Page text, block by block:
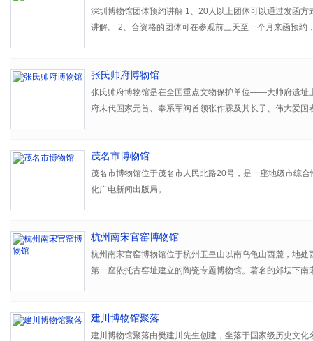
民族服饰博物馆现有展厅面积2000平方米，设有少数民族
服饰厅、金工首饰厅、织锦刺绣蜡染厅、奥运服饰厅、图片
余件。还收藏有近千幅上个世纪二三十年代拍摄的极为珍贵
族生活服饰的图片。
博物馆积极开展民族服饰文化与现代设计教学和科研等活动
践基地。 民族服饰博物馆向社会公众免费开放。已被正式
基地”、“北京市科普教育基地”、“北京市青少年外事交流基
中小学生社会大课堂资源单位”、“北京校外教育协会会员单
本素材库建设得到以下项目支持：
北京市科学技术委员会“设计之都”建设领域重大项目——中
与再开发平台建设
深圳博物馆团体预约讲解 1、20人以上团体可以通过发函方
讲解。 2、合资格的团体可在参观前三天至一个月来函预约
称、电话、人数、语种、以及外宾团的级别。 4、由于接待
变更请提前通知，若无提前通知或迟到15分钟视为放弃预
满即止。 5、按收函时间顺序安排讲解，如不符合以上预约
张氏帅府博物馆
张氏帅府博物馆是在全国重点文物保护单位——大帅府遗址
府末代国家元首、奉系军阀首领张作霖及其长子、伟大爱国
茂名市博物馆
茂名市博物馆位于茂名市人民北路20号，是一座地级市综
化广电新闻出版局。
杭州南宋官窑博物馆
杭州南宋官窑博物馆位于杭州玉皇山以南乌龟山西麓，地处
第一座依托古窑址建立的陶瓷专题博物馆。著名的郊坛下南
建川博物馆聚落
建川博物馆聚落由樊建川先生创建，坐落于国家级历史文化